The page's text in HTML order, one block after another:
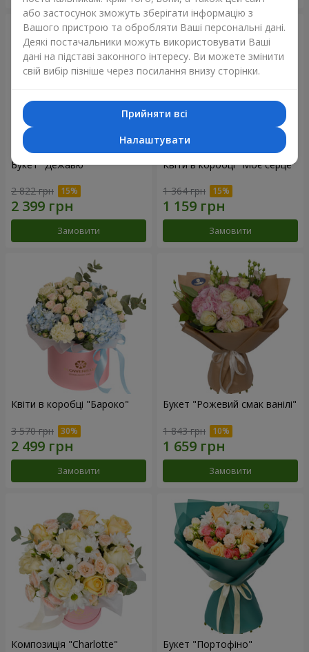
Букет "Дежавю"
2 822 грн
Замовити
Квіти в коробці "Моє серце"
1 364 грн
Замовити
Квіти в коробці "Бароко"
3 570 грн
Замовити
Букет "Рожевий смак ванілі"
1 843 грн
Замовити
Композиція "Charlotte" Букет "Портофіно"
або застосунок зможуть зберігати інформацію з
Вашого пристрою та обробляти Ваші персональні дані.
Деякі постачальники можуть використовувати Ваші
дані на підставі законного інтересу. Ви можете змінити
свій вибір пізніше через посилання внизу сторінки.
Прийняти всі
Налаштувати